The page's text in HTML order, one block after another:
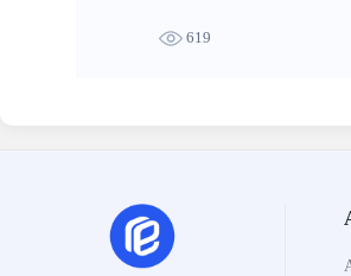
619